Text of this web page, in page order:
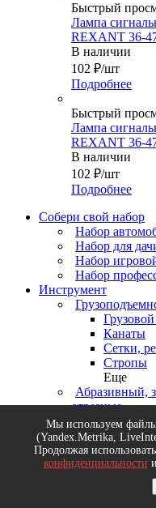
Быстрый
Лампа
REXANT 36-
В наличии
102 ₽/шт
Подробнее
Быстрый
Лампа
REXANT 36-
В наличии
102 ₽/шт
Подробнее
Собери свой набор
Набор
Набор для
Набор
Набор
Инструмент
Канаты
Сетки,
Стропы
Еще
Абразивный,
отрезные
Щетки
Круги
Круги
Бумага
Мы используем
(Yandex.Metrika,
Продолжая
конфиденциальности и